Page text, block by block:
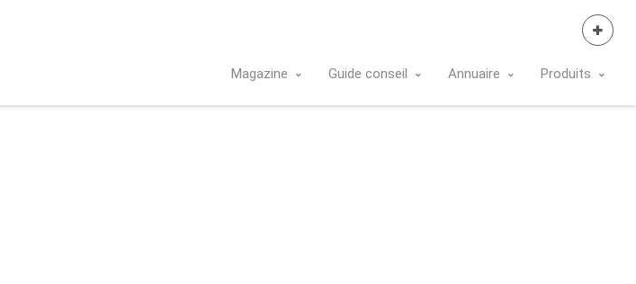
Magazine Guide conseil Annuaire Produits